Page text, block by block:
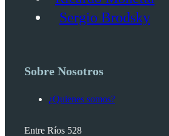
Sergio Brodsky
Sobre Nosotros
¿Quienes somos?
Entre Ríos 528